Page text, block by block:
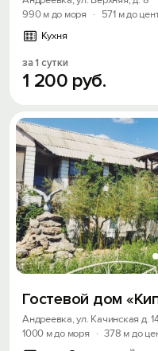
990 м до моря
·
571 м до
Кухня
за 1 сутки
1 200 руб.
Гостевой дом
Андреевка, ул. Качинская д.
1000 м до моря
· 378 м до